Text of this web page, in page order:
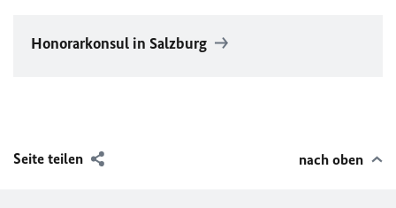
Honorarkonsul in Salzburg
Seite teilen nach oben